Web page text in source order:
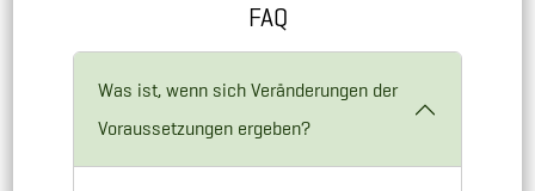
FAQ
Was ist, wenn sich Veränderungen der
Voraussetzungen ergeben?